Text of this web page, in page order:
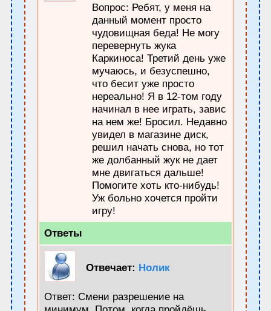
Вопрос: Ребят, у меня на
данный момент просто
чудовищная беда! Не могу
перевернуть жука
Каркиноса! Третий день уже
мучаюсь, и безуспешно,
что бесит уже просто
нереально! Я в 12-том году
начинал в нее играть, завис
на нем же! Бросил. Недавно
увидел в магазине диск,
решил начать снова, но тот
же долбанный жук не дает
мне двигаться дальше!
Помогите хоть кто-нибудь!
Уж больно хочется пройти
игру!
Ответы
Отвечает: Нолик
Ответ: Смени разрешение на